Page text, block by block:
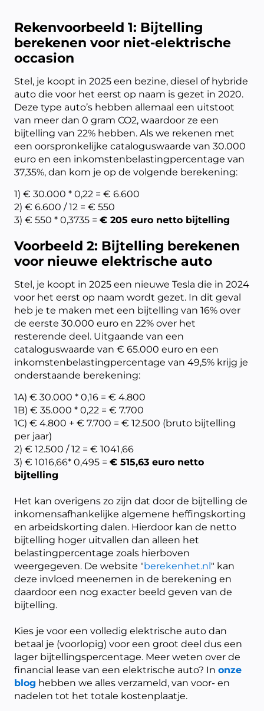
Rekenvoorbeeld 1: Bijtelling
berekenen voor niet-elektrische
occasion
Stel, je koopt in 2025 een bezine, diesel of hybride
auto die voor het eerst op naam is gezet in 2020.
Deze type auto’s hebben allemaal een uitstoot
van meer dan 0 gram CO2, waardoor ze een
bijtelling van 22% hebben. Als we rekenen met
een oorspronkelijke cataloguswaarde van 30.000
euro en een inkomstenbelastingpercentage van
37,35%, dan kom je op de volgende berekening:
1) € 30.000 * 0,22 = € 6.600
2) € 6.600 / 12 = € 550
3) € 550 * 0,3735 = € 205 euro netto bijtelling
Voorbeeld 2: Bijtelling berekenen
voor nieuwe elektrische auto
Stel, je koopt in 2025 een nieuwe Tesla die in 2024
voor het eerst op naam wordt gezet. In dit geval
heb je te maken met een bijtelling van 16% over
de eerste 30.000 euro en 22% over het
resterende deel. Uitgaande van een
cataloguswaarde van € 65.000 euro en een
inkomstenbelastingpercentage van 49,5% krijg je
onderstaande berekening:
1A) € 30.000 * 0,16 = € 4.800
1B) € 35.000 * 0,22 = € 7.700
1C) € 4.800 + € 7.700 = € 12.500 (bruto bijtelling
per jaar)
2) € 12.500 / 12 = € 1041,66
3) € 1016,66* 0,495 = € 515,63 euro netto
bijtelling
Het kan overigens zo zijn dat door de bijtelling de
inkomensafhankelijke algemene heffingskorting
en arbeidskorting dalen. Hierdoor kan de netto
bijtelling hoger uitvallen dan alleen het
belastingpercentage zoals hierboven
weergegeven. De website "berekenhet.nl" kan
deze invloed meenemen in de berekening en
daardoor een nog exacter beeld geven van de
bijtelling.
Kies je voor een volledig elektrische auto dan
betaal je (voorlopig) voor een groot deel dus een
lager bijtellingspercentage. Meer weten over de
financial lease van een elektrische auto? In onze
blog hebben we alles verzameld, van voor- en
nadelen tot het totale kostenplaatje.